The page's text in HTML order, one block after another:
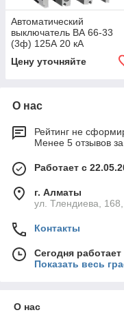
Автоматический
выключатель ВА 66-33
(3ф) 125А 20 кА
Цену уточняйте
О нас
Рейтинг не
Менее 5 отзывов
Работает с
г. Алматы
ул. Тлендиева,
Контакты
Сегодня
Показать весь
О нас